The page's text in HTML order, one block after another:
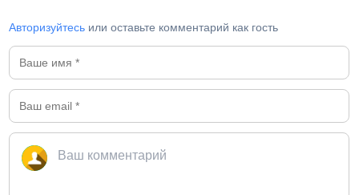
Авторизуйтесь или оставьте комментарий как гость